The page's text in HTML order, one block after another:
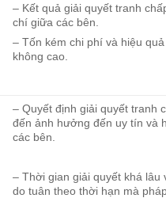
– Kết quả giải quyết tranh
chí giữa các bên.
– Tốn kém chi phí và hiệu
không cao.
– Quyết định giải quyết tranh
đến ảnh hưởng đến uy tín và
các bên.
– Thời gian giải quyết khá lâu
do tuân theo thời hạn mà